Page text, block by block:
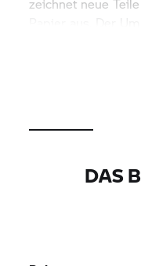
Papier aus. Der
Experimentieren
Zeitrahmen war
hoch. „Ich habe
die Zeit knapp
DAS